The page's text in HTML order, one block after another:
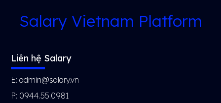
Salary Vietnam Platform
Liên hệ Salary
E: admin@salary.vn
P: 0944.55.0981